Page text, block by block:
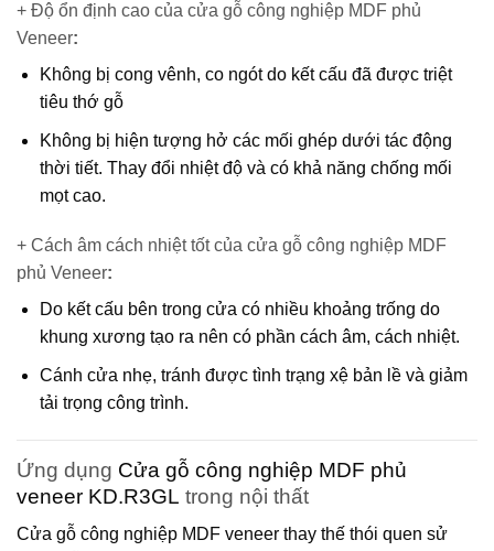
+ Độ ổn định cao của cửa gỗ công nghiệp MDF phủ
Veneer:
Không bị cong vênh, co ngót do kết cấu đã được triệt
tiêu thớ gỗ
Không bị hiện tượng hở các mối ghép dưới tác động
thời tiết. Thay đổi nhiệt độ và có khả năng chống mối
mọt cao.
+ Cách âm cách nhiệt tốt của cửa gỗ công nghiệp MDF
phủ Veneer:
Do kết cấu bên trong cửa có nhiều khoảng trống do
khung xương tạo ra nên có phần cách âm, cách nhiệt.
Cánh cửa nhẹ, tránh được tình trạng xệ bản lề và giảm
tải trọng công trình.
Ứng dụng Cửa gỗ công nghiệp MDF phủ
veneer KD.R3GL trong nội thất
Cửa gỗ công nghiệp MDF veneer thay thế thói quen sử